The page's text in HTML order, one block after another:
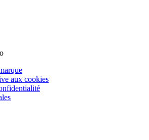
aux cookies